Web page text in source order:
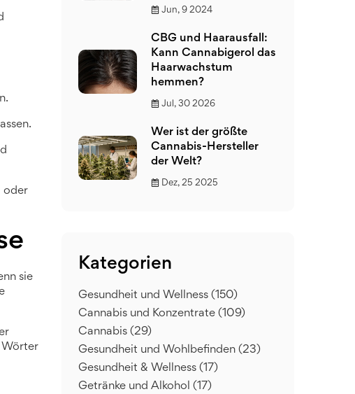
oder
sie
Wörter
Jun, 9 2024
CBG und Haarausfall:
Kann Cannabigerol das
Haarwachstum
hemmen?
Jul, 30 2026
Wer ist der größte
Cannabis-Hersteller
der Welt?
Dez, 25 2025
Kategorien
Gesundheit und Wellness (150)
Cannabis und Konzentrate (109)
Cannabis (29)
Gesundheit und Wohlbefinden (23)
Gesundheit & Wellness (17)
Getränke und Alkohol (17)